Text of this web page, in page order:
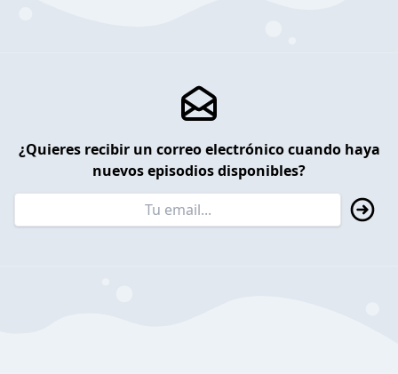
¿Quieres recibir un correo electrónico cuando haya
nuevos episodios disponibles?